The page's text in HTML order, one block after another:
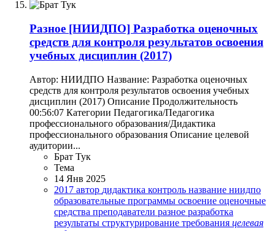
Разное [НИИДПО] Разработка оценочных
средств для контроля результатов освоения
учебных дисциплин (2017)
Автор: НИИДПО Название: Разработка оценочных
средств для контроля результатов освоения учебных
дисциплин (2017) Описание Продолжительность
00:56:07 Категории Педагогика/Педагогика
профессионального образования/Дидактика
профессионального образования Описание целевой
аудитории...
Брат Тук
Тема
14 Янв 2025
2017 автор дидактика контроль название ниидпо
образовательные программы освоение оценочные
средства преподаватели разное разработка
результаты структурирование требования целевая